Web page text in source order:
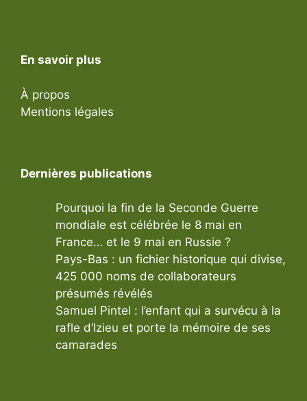
En savoir plus
À propos
Mentions légales
Dernières publications
Pourquoi la fin de la Seconde Guerre
mondiale est célébrée le 8 mai en
France… et le 9 mai en Russie ?
Pays-Bas : un fichier historique qui divise,
425 000 noms de collaborateurs
présumés révélés
Samuel Pintel : l’enfant qui a survécu à la
rafle d’Izieu et porte la mémoire de ses
camarades